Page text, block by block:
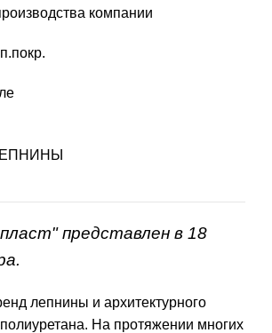
компании
представлен в 18
лепнины и архитектурного
На протяжении многих